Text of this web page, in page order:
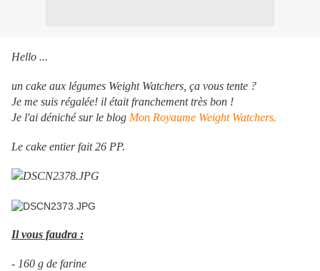
Hello ...
un cake aux légumes Weight Watchers, ça vous tente ?
Je me suis régalée! il était franchement très bon !
Je l'ai déniché sur le blog Mon Royaume Weight Watchers.
Le cake entier fait 26 PP.
Il vous faudra :
- 160 g de farine